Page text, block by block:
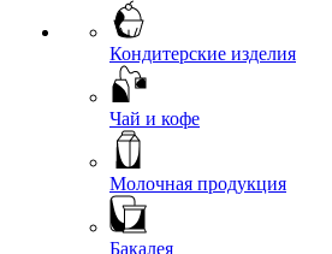
Кондитерские изделия
Чай и кофе
Молочная продукция
Бакалея